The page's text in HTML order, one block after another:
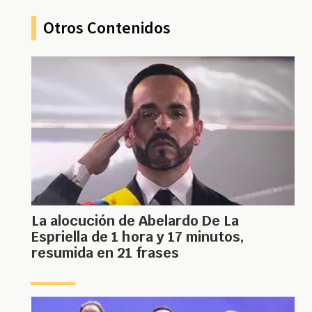
Otros Contenidos
La alocución de Abelardo De La
Espriella de 1 hora y 17 minutos,
resumida en 21 frases